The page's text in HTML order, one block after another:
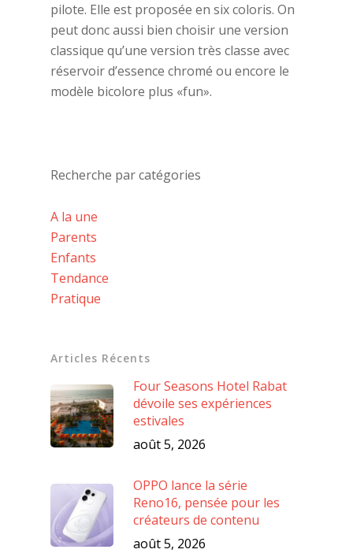
pilote. Elle est proposée en six coloris. On
peut donc aussi bien choisir une version
classique qu’une version très classe avec
réservoir d’essence chromé ou encore le
modèle bicolore plus «fun».
Recherche par catégories
A la une
Parents
Enfants
Tendance
Pratique
Articles Récents
Four Seasons Hotel Rabat
dévoile ses expériences
estivales
août 5, 2026
OPPO lance la série
Reno16, pensée pour les
créateurs de contenu
août 5, 2026